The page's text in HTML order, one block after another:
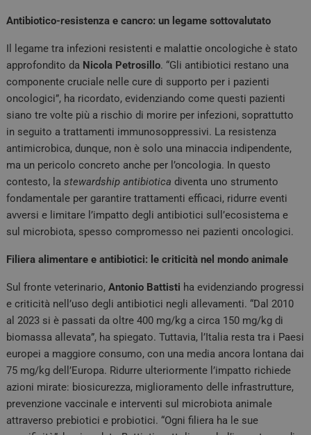
Antibiotico-resistenza e cancro: un legame sottovalutato
Il legame tra infezioni resistenti e malattie oncologiche è stato
approfondito da Nicola Petrosillo. “Gli antibiotici restano una
componente cruciale nelle cure di supporto per i pazienti
oncologici”, ha ricordato, evidenziando come questi pazienti
siano tre volte più a rischio di morire per infezioni, soprattutto
in seguito a trattamenti immunosoppressivi. La resistenza
antimicrobica, dunque, non è solo una minaccia indipendente,
ma un pericolo concreto anche per l’oncologia. In questo
contesto, lastewardship antibiotica diventa uno strumento
fondamentale per garantire trattamenti efficaci, ridurre eventi
avversi e limitare l’impatto degli antibiotici sull’ecosistema e
sul microbiota, spesso compromesso nei pazienti oncologici.
Filiera alimentare e antibiotici: le criticità nel mondo animale
Sul fronte veterinario,Antonio Battisti ha evidenziando progressi
e criticità nell’uso degli antibiotici negli allevamenti. “Dal 2010
al 2023 si è passati da oltre 400 mg/kg a circa 150 mg/kg di
biomassa allevata”, ha spiegato. Tuttavia, l’Italia resta tra i Paesi
europei a maggiore consumo, con una media ancora lontana dai
75 mg/kg dell’Europa. Ridurre ulteriormente l’impatto richiede
azioni mirate: biosicurezza, miglioramento delle infrastrutture,
prevenzione vaccinale e interventi sul microbiota animale
attraverso prebiotici e probiotici. “Ogni filiera ha le sue